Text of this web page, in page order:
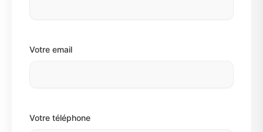
Votre email
Votre téléphone